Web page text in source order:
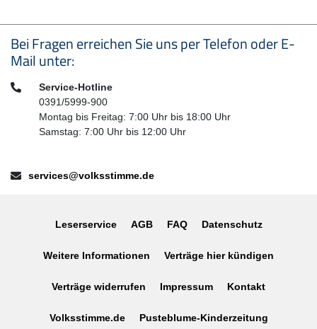
Seitenfußbereich
Bei Fragen erreichen Sie uns per Telefon oder E-
Mail unter:
Telefon:Service-Hotline
0391/5999-900
Montag bis Freitag: 7:00 Uhr bis 18:00 Uhr
Samstag: 7:00 Uhr bis 12:00 Uhr
E-Mail:services@volksstimme.de
Leserservice AGB FAQ Datenschutz
Weitere Informationen Verträge hier kündigen
Verträge widerrufen Impressum Kontakt
Volksstimme.de Pusteblume-Kinderzeitung